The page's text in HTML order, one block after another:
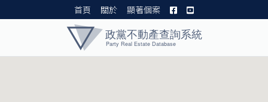
首頁 關於 顯著個案